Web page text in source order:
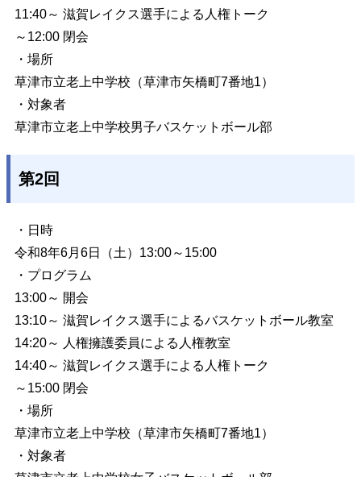
11:40～ 滋賀レイクス選手による人権トーク
～12:00 閉会
・場所
草津市立老上中学校（草津市矢橋町7番地1）
・対象者
草津市立老上中学校男子バスケットボール部
第2回
・日時
令和8年6月6日（土）13:00～15:00
・プログラム
13:00～ 開会
13:10～ 滋賀レイクス選手によるバスケットボール教室
14:20～ 人権擁護委員による人権教室
14:40～ 滋賀レイクス選手による人権トーク
～15:00 閉会
・場所
草津市立老上中学校（草津市矢橋町7番地1）
・対象者